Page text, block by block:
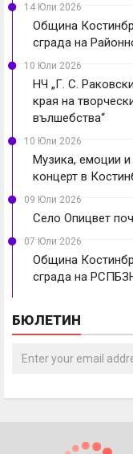
14 Юли 2026
Община
сграда на
10 Юли 2026
НЧ „Г. С.
края на
вълшебства“
10 Юли 2026
Музика, емоции и
концерт в
09 Юли 2026
Село Опицвет
07 Юли 2026
Община
сграда на
БЮЛЕТИН